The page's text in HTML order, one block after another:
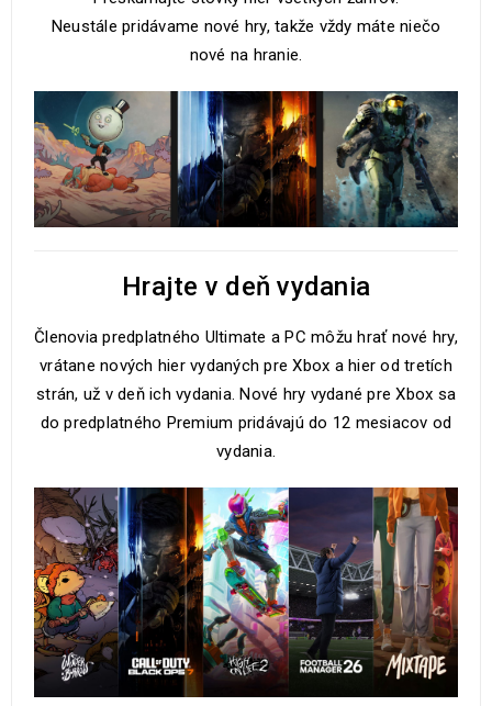
Neustále pridávame nové hry, takže vždy máte niečo
nové na hranie.
Hrajte v deň vydania
Členovia predplatného Ultimate a PC môžu hrať nové hry,
vrátane nových hier vydaných pre Xbox a hier od tretích
strán, už v deň ich vydania. Nové hry vydané pre Xbox sa
do predplatného Premium pridávajú do 12 mesiacov od
vydania.